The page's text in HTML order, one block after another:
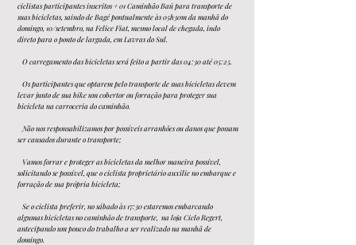
ciclistas participantes inscritos + 01 Caminhão Baú para transporte de
suas bicicletas, saindo de Bagé pontualmente às 05h30m da manhã do
domingo, 10/setembro, na Felice Fiat, mesmo local de chegada, indo
direto para o ponto de largada, em Lavras do Sul.
O carregamento das bicicletas será feito a partir das 04:30 até 05:25.
Os participantes que optarem pelo transporte de suas bicicletas devem
levar junto de sua bike um cobertor ou forração para proteger sua
bicicleta na carroceria do caminhão.
Não nos responsabilizamos por possíveis arranhões ou danos que possam
ser causados durante o transporte;
Vamos forrar e proteger as bicicletas da melhor maneira possível,
solicitando se possível, que o ciclista proprietário auxilie no embarque e
forração de sua própria bicicleta;
Se o ciclista preferir, no sábado às 17:30 estaremos embarcando
algumas bicicletas no caminhão de transporte, na loja Ciclo Regert,
antecipando um pouco do trabalho a ser realizado na manhã de
domingo.